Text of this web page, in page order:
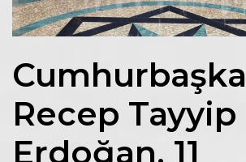
Recep Tayyip
Erdoğan, 11